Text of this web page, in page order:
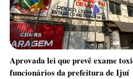
Aprovada lei que prevê exame
funcionários da prefeitura de Ijuí